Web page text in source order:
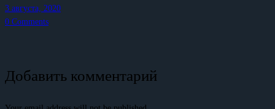
3 августа, 2020
0 Comments
Добавить комментарий